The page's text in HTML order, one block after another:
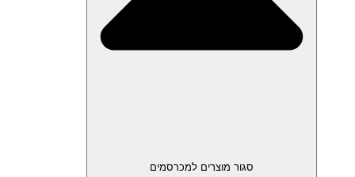
סגור מוצרים למכרסמים